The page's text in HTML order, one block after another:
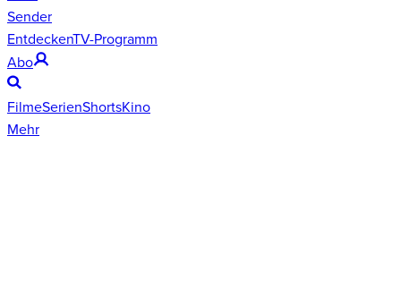
Sender
EntdeckenTV-Programm
Abo
FilmeSerienShortsKino
Mehr